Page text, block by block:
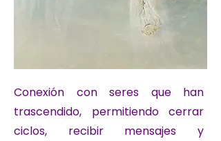
Conexión con seres que han
trascendido, permitiendo cerrar
ciclos, recibir mensajes y